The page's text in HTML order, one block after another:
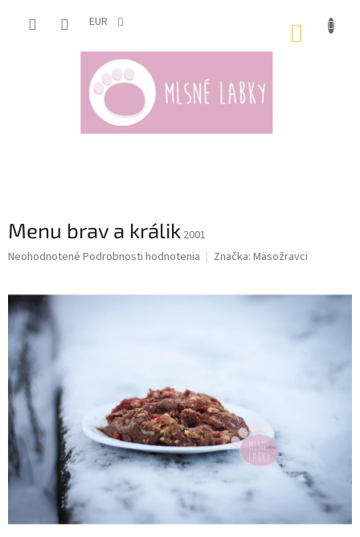
EUR
Menu brav a králik 2001
Priemerné
je
0,0
z
hviezdičiek.
Neohodnotené Podrobnosti hodnotenia Značka: Mäsožravci